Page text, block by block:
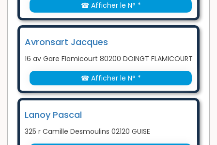
☎ Afficher le N° *
Avronsart Jacques
16 av Gare Flamicourt 80200 DOINGT FLAMICOURT
☎ Afficher le N° *
Lanoy Pascal
325 r Camille Desmoulins 02120 GUISE